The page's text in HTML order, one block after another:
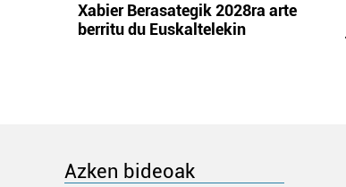
Xabier Berasategik 2028ra arte
berritu du Euskaltelekin
Azken bideoak